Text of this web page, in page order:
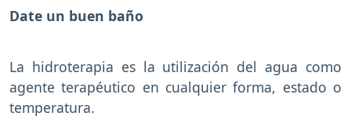
Date un buen baño
La hidroterapia es la utilización del agua como
agente terapéutico en cualquier forma, estado o
temperatura.